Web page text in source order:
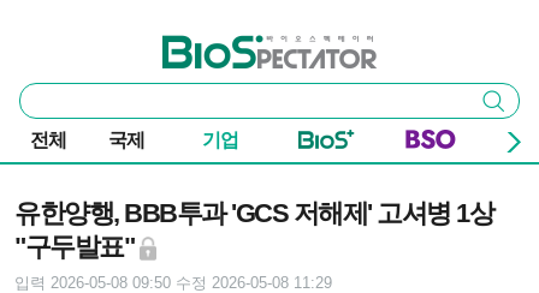
바이오스펙테이터
통
합
검
색
검색
전체 국제 기업
유한양행, BBB투과 'GCS 저해제' 고셔병 1상
"구두발표"
입력 2026-05-08 09:50 수정 2026-05-08 11:29